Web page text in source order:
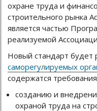
охране труда и
строительного рынка
является частью
реализуемой
Новый стандарт будет
саморегулируемых
содержатся
созданию и
охраной труда на